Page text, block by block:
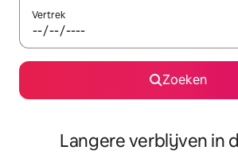
Vertrek
Zoeken
Langere verblijven in